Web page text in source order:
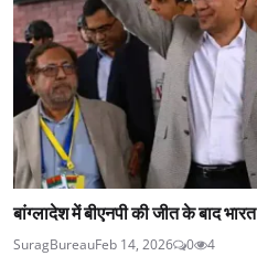
बांग्लादेश में बीएनपी की जीत के बाद
SuragBureauFeb 14, 2026 0 4